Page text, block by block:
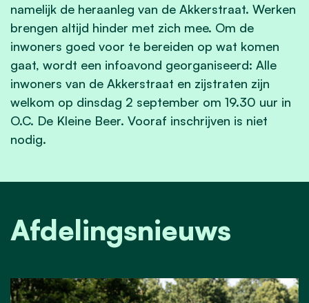
namelijk de heraanleg van de Akkerstraat. Werken
brengen altijd hinder met zich mee. Om de
inwoners goed voor te bereiden op wat komen
gaat, wordt een infoavond georganiseerd: Alle
inwoners van de Akkerstraat en zijstraten zijn
welkom op dinsdag 2 september om 19.30 uur in
O.C. De Kleine Beer. Vooraf inschrijven is niet
nodig.
Afdelingsnieuws